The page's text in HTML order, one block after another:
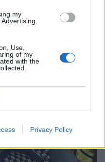
my
Use,
of my
with the
Privacy Policy
γνωστή
να πάει στο podcast
του